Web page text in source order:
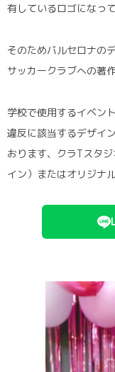
有しているロゴになっ
そのためバルセロナの
サッカークラブへの著
学校で使用するイベン
違反に該当するデザイ
おります、クラTスタ
イン）またはオリジナ